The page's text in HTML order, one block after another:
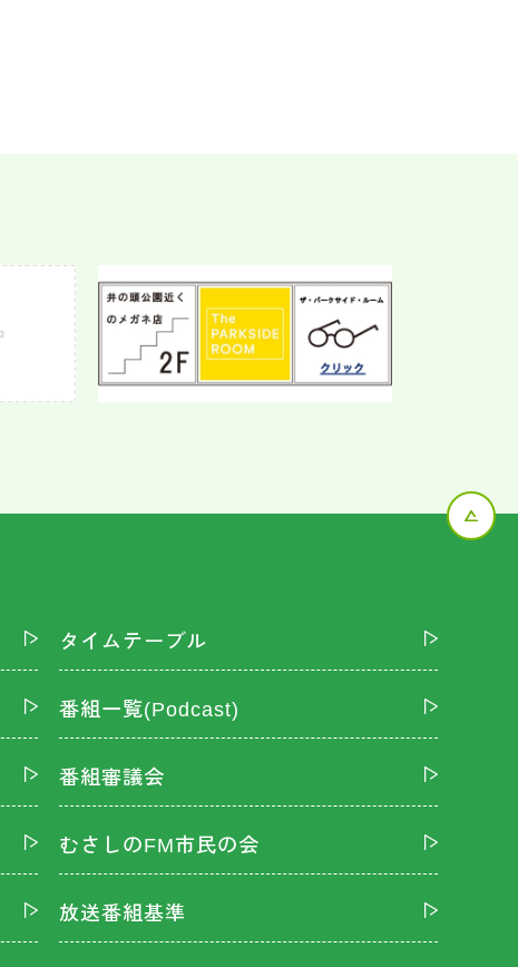
タイムテーブル
番組一覧(Podcast)
番組審議会
むさしのFM市民の会
放送番組基準